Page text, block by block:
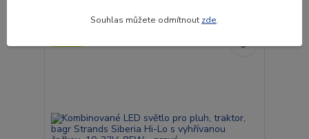
Souhlas můžete odmítnout zde.